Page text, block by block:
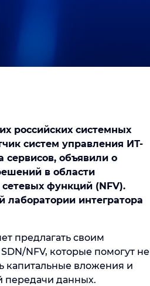
российских системных
систем управления ИТ-
сервисов, объявили о
в области
функций (NFV).
лаборатории интегратора
предлагать своим
NFV, которые помогут не
капитальные вложения и
передачи данных.